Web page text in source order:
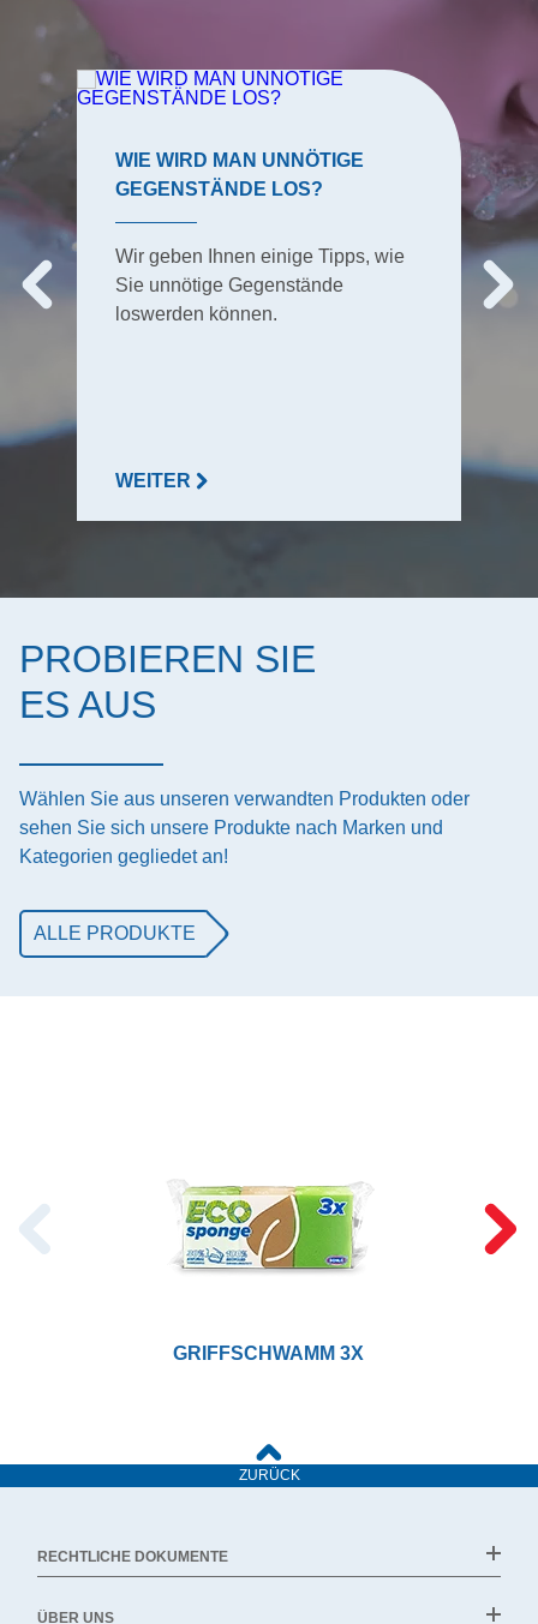
WIE WIRD MAN UNNÖTIGE
GEGENSTÄNDE LOS?
Wir geben Ihnen einige Tipps, wie
Sie unnötige Gegenstände
loswerden können.
WEITER
PROBIEREN SIE
ES AUS
Wählen Sie aus unseren verwandten Produkten oder
sehen Sie sich unsere Produkte nach Marken und
Kategorien gegliedet an!
ALLE PRODUKTE
GRIFFSCHWAMM 3X
ZURÜCK
RECHTLICHE DOKUMENTE
ÜBER UNS